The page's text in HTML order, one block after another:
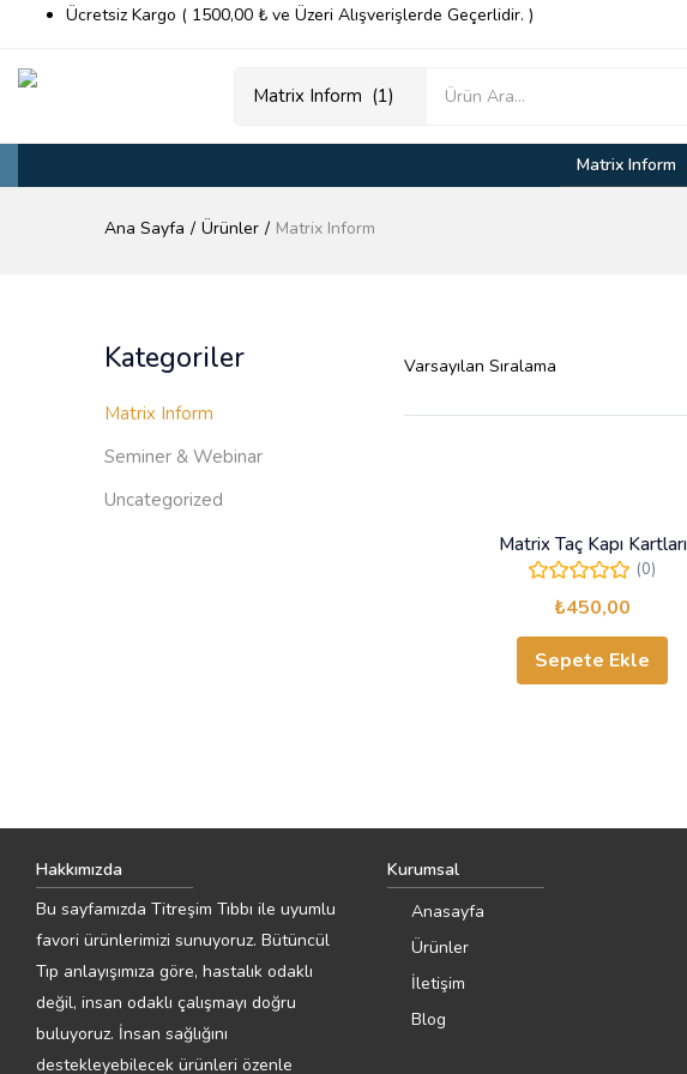
Ücretsiz Kargo ( 1500,00 ₺ ve Üzeri Alışverişlerde Geçerlidir. )
Matrix Inform
Ana Sayfa Ürünler Matrix Inform
Kategoriler
Matrix Inform
Seminer & Webinar
Uncategorized
Matrix Taç Kapı Kartları
(0)
₺450,00
Sepete Ekle
Hakkımızda
Bu sayfamızda Titreşim Tıbbı ile uyumlu
favori ürünlerimizi sunuyoruz. Bütüncül
Tıp anlayışımıza göre, hastalık odaklı
değil, insan odaklı çalışmayı doğru
buluyoruz. İnsan sağlığını
destekleyebilecek ürünleri özenle
Kurumsal
Anasayfa
Ürünler
İletişim
Blog